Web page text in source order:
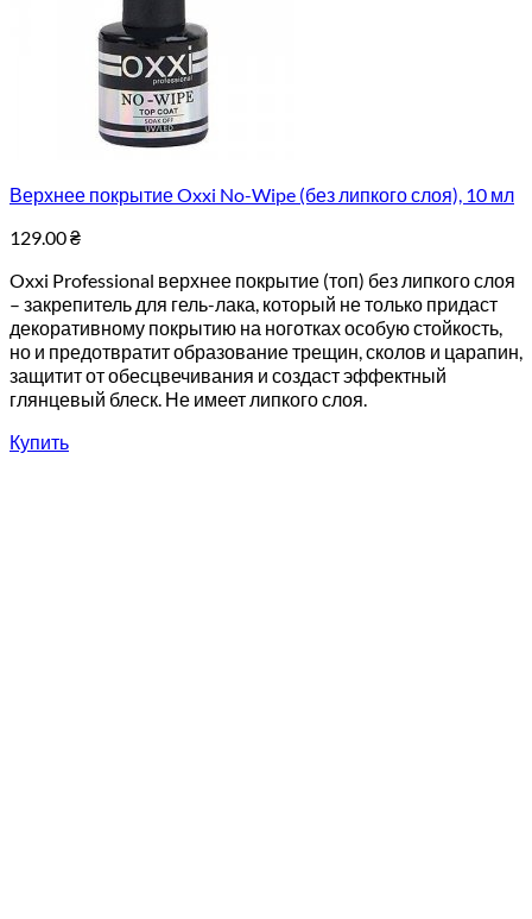
Верхнее покрытие Oxxi No-Wipe (без липкого слоя), 10 мл
129.00₴
Oxxi Professional верхнее покрытие (топ) без липкого слоя
– закрепитель для гель-лака, который не только придаст
декоративному покрытию на ноготках особую стойкость,
но и предотвратит образование трещин, сколов и царапин,
защитит от обесцвечивания и создаст эффектный
глянцевый блеск. Не имеет липкого слоя.
Купить